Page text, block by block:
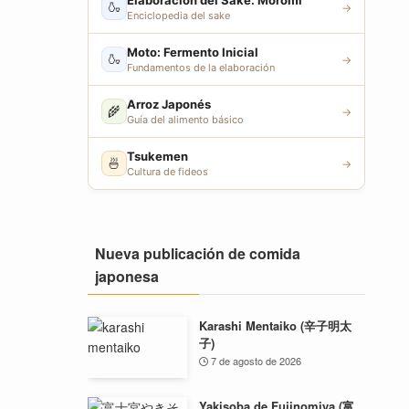
🍶
Enciclopedia del sake
→
🍶 Moto: Fermento Inicial
Fundamentos de la elaboración
→
🌾 Arroz Japonés
Guía del alimento básico
→
🍜 Tsukemen
Cultura de fideos
→
Nueva publicación de comida
japonesa
Karashi Mentaiko (辛子明太
子)
7 de agosto de 2026